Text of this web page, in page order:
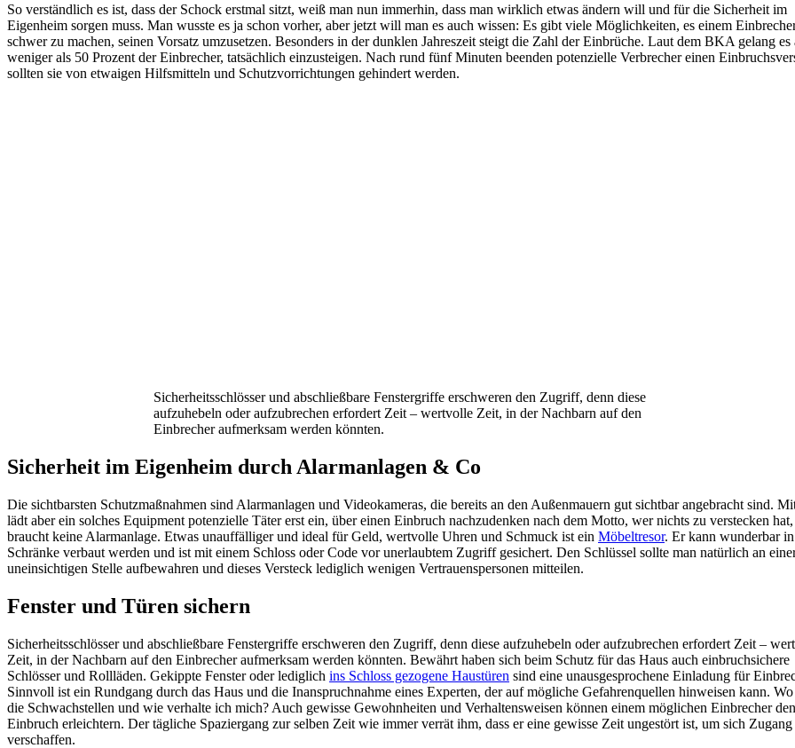
So verständlich es ist, dass der Schock erstmal sitzt, weiß man nun immerhin, dass man wirklich etwas ändern will und für die Sicherheit im
Eigenheim sorgen muss. Man wusste es ja schon vorher, aber jetzt will man es auch wissen: Es gibt viele Möglichkeiten, es einem
schwer zu machen, seinen Vorsatz umzusetzen. Besonders in der dunklen Jahreszeit steigt die Zahl der Einbrüche. Laut dem BKA gelang es
weniger als 50 Prozent der Einbrecher, tatsächlich einzusteigen. Nach rund fünf Minuten beenden potenzielle Verbrecher einen
sollten sie von etwaigen Hilfsmitteln und Schutzvorrichtungen gehindert werden.
Sicherheitsschlösser und abschließbare Fenstergriffe erschweren den Zugriff, denn diese
aufzuhebeln oder aufzubrechen erfordert Zeit – wertvolle Zeit, in der Nachbarn auf den
Einbrecher aufmerksam werden könnten.
Sicherheit im Eigenheim durch Alarmanlagen & Co
Die sichtbarsten Schutzmaßnahmen sind Alarmanlagen und Videokameras, die bereits an den Außenmauern gut sichtbar angebracht sind.
lädt aber ein solches Equipment potenzielle Täter erst ein, über einen Einbruch nachzudenken nach dem Motto, wer nichts zu verstecken hat,
braucht keine Alarmanlage. Etwas unauffälliger und ideal für Geld, wertvolle Uhren und Schmuck ist ein Möbeltresor. Er kann wunderbar in
Schränke verbaut werden und ist mit einem Schloss oder Code vor unerlaubtem Zugriff gesichert. Den Schlüssel sollte man natürlich an
uneinsichtigen Stelle aufbewahren und dieses Versteck lediglich wenigen Vertrauenspersonen mitteilen.
Fenster und Türen sichern
Sicherheitsschlösser und abschließbare Fenstergriffe erschweren den Zugriff, denn diese aufzuhebeln oder aufzubrechen erfordert Zeit –
Zeit, in der Nachbarn auf den Einbrecher aufmerksam werden könnten. Bewährt haben sich beim Schutz für das Haus auch einbruchsichere
Schlösser und Rollläden. Gekippte Fenster oder lediglich ins Schloss gezogene Haustüren sind eine unausgesprochene Einladung für
Sinnvoll ist ein Rundgang durch das Haus und die Inanspruchnahme eines Experten, der auf mögliche Gefahrenquellen hinweisen kann.
die Schwachstellen und wie verhalte ich mich? Auch gewisse Gewohnheiten und Verhaltensweisen können einem möglichen Einbrecher den
Einbruch erleichtern. Der tägliche Spaziergang zur selben Zeit wie immer verrät ihm, dass er eine gewisse Zeit ungestört ist, um sich Zugang
verschaffen.